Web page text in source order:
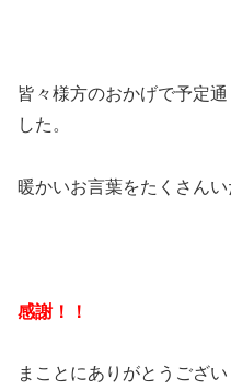
皆々様方のおかげで予定
した。
暖かいお言葉をたくさん
感謝！！
まことにありがとうござい